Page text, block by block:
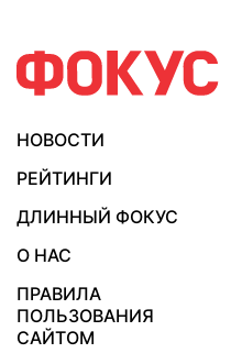
НОВОСТИ
РЕЙТИНГИ
ДЛИННЫЙ ФОКУС
О НАС
ПРАВИЛА
ПОЛЬЗОВАНИЯ
САЙТОМ